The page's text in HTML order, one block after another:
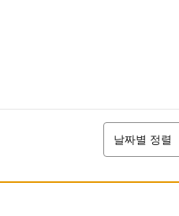
column data, the display
is set to 2."
정렬
날짜별 정렬